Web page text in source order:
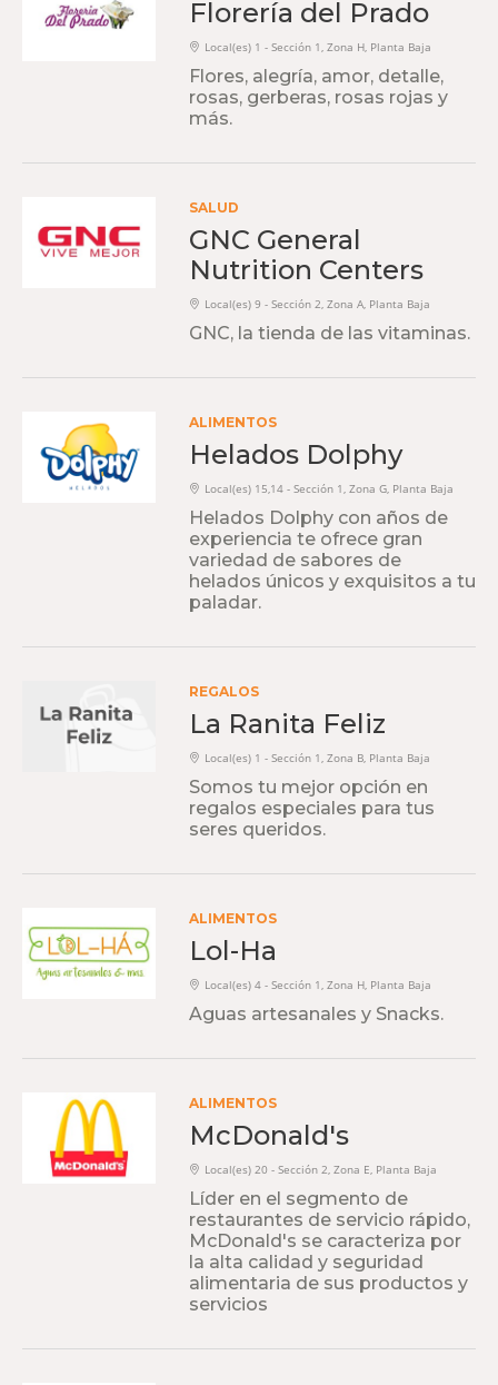
Florería del Prado
Local(es) 1 - Sección 1, Zona H, Planta Baja
Flores, alegría, amor, detalle,
rosas, gerberas, rosas rojas y
más.
SALUD
GNC General
Nutrition Centers
Local(es) 9 - Sección 2, Zona A, Planta Baja
GNC, la tienda de las vitaminas.
ALIMENTOS
Helados Dolphy
Local(es) 15,14 - Sección 1, Zona G, Planta Baja
Helados Dolphy con años de
experiencia te ofrece gran
variedad de sabores de
helados únicos y exquisitos a tu
paladar.
REGALOS
La Ranita Feliz
Local(es) 1 - Sección 1, Zona B, Planta Baja
Somos tu mejor opción en
regalos especiales para tus
seres queridos.
ALIMENTOS
Lol-Ha
Local(es) 4 - Sección 1, Zona H, Planta Baja
Aguas artesanales y Snacks.
ALIMENTOS
McDonald's
Local(es) 20 - Sección 2, Zona E, Planta Baja
Líder en el segmento de
restaurantes de servicio rápido,
McDonald's se caracteriza por
la alta calidad y seguridad
alimentaria de sus productos y
servicios